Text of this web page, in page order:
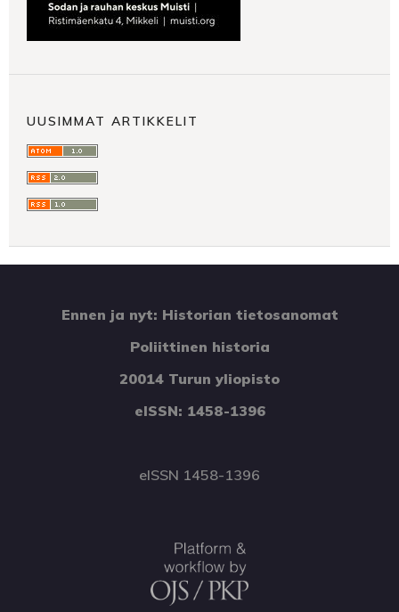
UUSIMMAT ARTIKKELIT
Ennen ja nyt: Historian tietosanomat
Poliittinen historia
20014 Turun yliopisto
eISSN: 1458-1396
eISSN 1458-1396